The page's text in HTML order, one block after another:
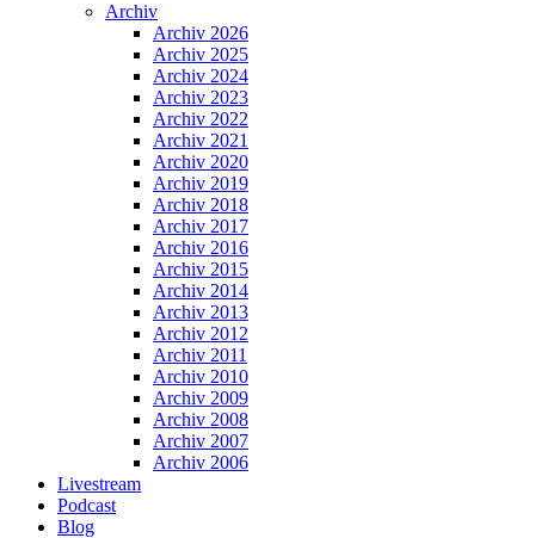
Archiv
Archiv 2026
Archiv 2025
Archiv 2024
Archiv 2023
Archiv 2022
Archiv 2021
Archiv 2020
Archiv 2019
Archiv 2018
Archiv 2017
Archiv 2016
Archiv 2015
Archiv 2014
Archiv 2013
Archiv 2012
Archiv 2011
Archiv 2010
Archiv 2009
Archiv 2008
Archiv 2007
Archiv 2006
Livestream
Podcast
Blog